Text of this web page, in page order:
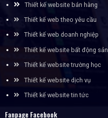
Thiết kế website bán hàng
Thiết kế web theo yêu cầu
Thiết kế web doanh nghiệp
Thiết kế website bất động sản
Thiết kế website trường học
Thiết kế website dịch vụ
Thiết kế website tin tức
Fanpage Facebook